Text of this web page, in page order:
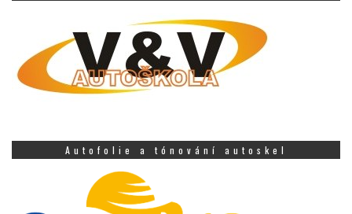
Autofolie a tónování autoskel